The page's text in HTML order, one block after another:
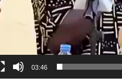
03:46